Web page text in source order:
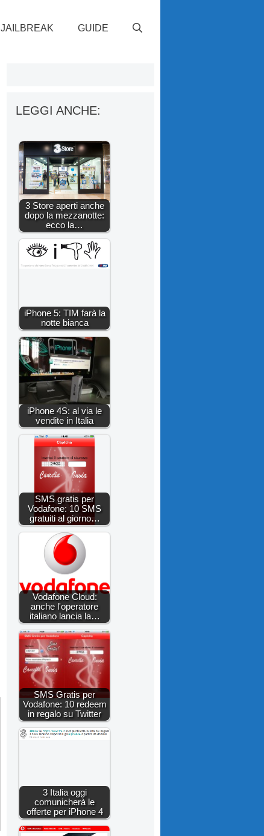
JAILBREAK GUIDE
LEGGI ANCHE:
3 Store aperti anche
dopo la mezzanotte:
ecco la…
iPhone 5: TIM farà la
notte bianca
iPhone 4S: al via le
vendite in Italia
SMS gratis per
Vodafone: 10 SMS
gratuiti al giorno…
Vodafone Cloud:
anche l'operatore
italiano lancia la…
SMS Gratis per
Vodafone: 10 redeem
in regalo su Twitter
3 Italia oggi
comunicherà le
offerte per iPhone 4